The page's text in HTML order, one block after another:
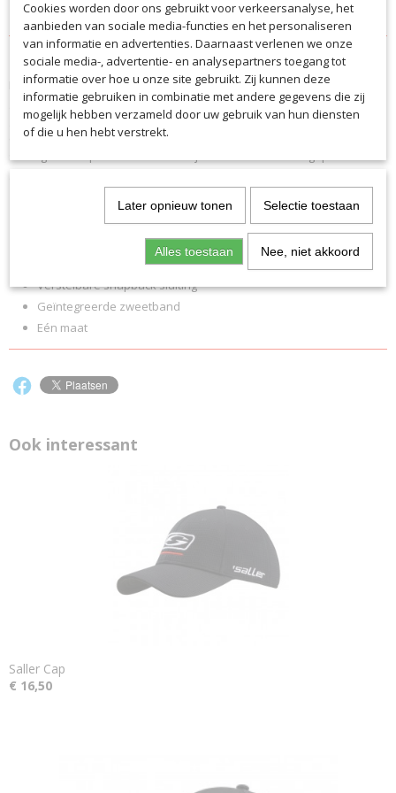
Specificaties
Productcode
4027
Productcode leverancier
4027
Omschrijving
De Saller snapback cap biedt je een sportieve look voor je vrije tijd. De
gebogen klep biedt optimale bescherming tegen de zon, terwijl
geborduurde oogjes in het bovenste deel van de hoed zorgen voor
een optimaal ademend vermogen en ventilatie. Dankzij de snapback-
grote 3D-logo op de voorkant rondt de pet stijlvol af.
3D Saller-logo in het midden van de voorkant
Geborduurde oogjes voor beter ademend vermogen
Verstelbare snapback sluiting
Geïntegreerde zweetband
Eén maat
Ook interessant
Saller Cap
€ 16,50
Cookies worden door ons gebruikt voor verkeersanalyse, het
aanbieden van sociale media-functies en het personaliseren
van informatie en advertenties. Daarnaast verlenen we onze
sociale media-, advertentie- en analysepartners toegang tot
informatie over hoe u onze site gebruikt. Zij kunnen deze
informatie gebruiken in combinatie met andere gegevens die zij
mogelijk hebben verzameld door uw gebruik van hun diensten
of die u hen hebt verstrekt.
Later opnieuw tonen Selectie toestaan
Alles toestaan Nee, niet akkoord